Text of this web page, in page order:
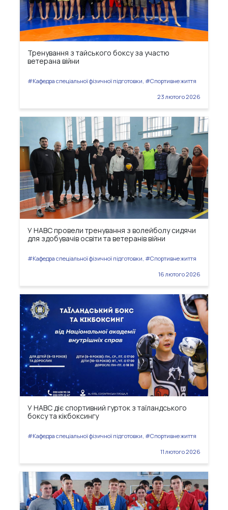
Тренування з тайського боксу за участю
ветерана війни
#Кафедра спеціальної фізичної підготовки, #Спортивне життя
23 лютого 2026
У НАВС провели тренування з волейболу сидячи
для здобувачів освіти та ветеранів війни
#Кафедра спеціальної фізичної підготовки, #Спортивне життя
16 лютого 2026
У НАВС діє спортивний гурток з таїландського
боксу та кікбоксингу
#Кафедра спеціальної фізичної підготовки, #Спортивне життя
11 лютого 2026